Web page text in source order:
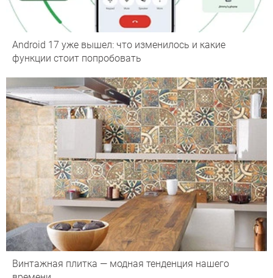
Android 17 уже вышел: что изменилось и какие
функции стоит попробовать
Винтажная плитка — модная тенденция нашего